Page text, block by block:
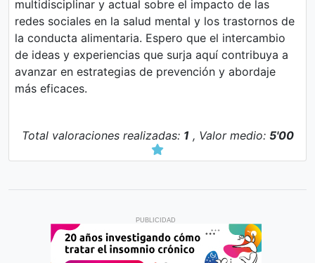
multidisciplinar y actual sobre el impacto de las
redes sociales en la salud mental y los trastornos de
la conducta alimentaria. Espero que el intercambio
de ideas y experiencias que surja aquí contribuya a
avanzar en estrategias de prevención y abordaje
más eficaces.
Psiquiatría - España
Fecha: 26/05/2025
Total valoraciones realizadas: 1 , Valor medio: 5'00
PUBLICIDAD